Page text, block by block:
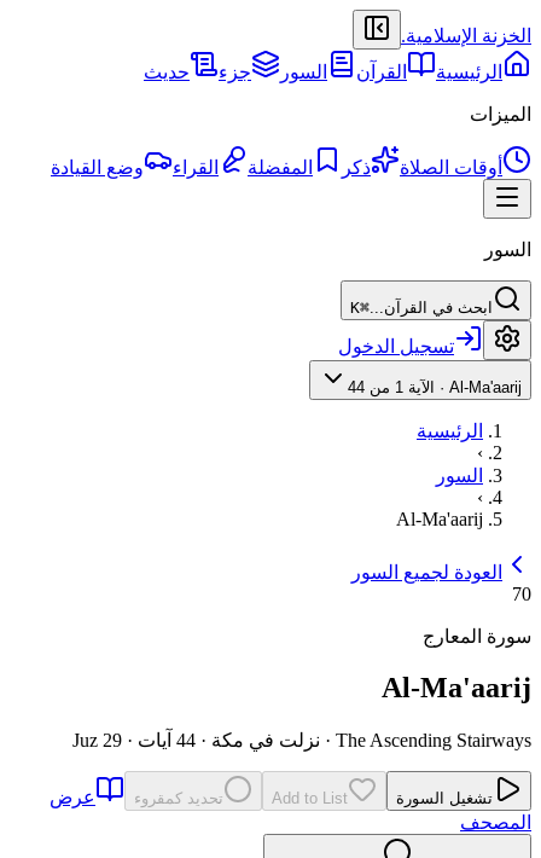
الخزنة الإسلامية.
الرئيسية
القرآن السور جزء حديث
الميزات
أوقات الصلاة ذكر المفضلة القراء وضع القيادة
السور
ابحث في القرآن...⌘K
تسجيل الدخول
Al-Ma'aarij
· الآية 1 من 44
الرئيسية
›
السور
›
Al-Ma'aarij
العودة لجميع السور
70
سورة المعارج
Al-Ma'aarij
The Ascending Stairways
· نزلت في مكة · 44 آيات ·
Juz 29
تشغيل السورة Add to List تحديد كمقروء
عرض
المصحف